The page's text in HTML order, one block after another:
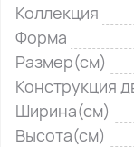
Коллекция
Форма
Размер(см)
Конструкция
Ширина(см)
Высота(см)